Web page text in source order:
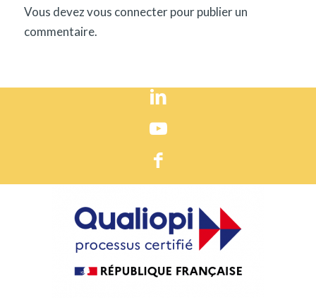
Vous devezvous connecterpour publier un
commentaire.